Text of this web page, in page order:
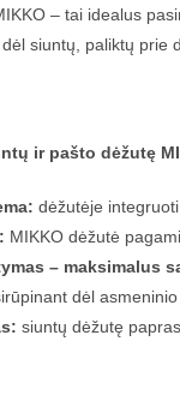
– tai idealus
siuntų, paliktų prie
ir pašto dėžutę
dėžutėje
MIKKO dėžutė
– maksimalus
dėl
siuntų dėžutę